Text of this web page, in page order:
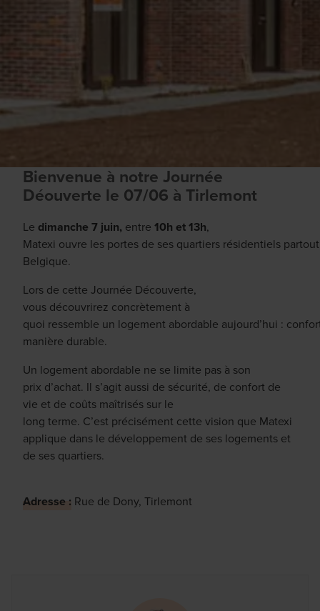
Bienvenue à notre Journée
Déouverte le 07/06 à Tirlemont
Le dimanche 7 juin, entre 10h et 13h,
Matexi ouvre les portes de ses quartiers résidentiels
Belgique.
Lors de cette Journée Découverte,
vous découvrirez concrètement à
quoi ressemble un logement abordable aujourd’hui :
manière durable.
Un logement abordable ne se limite pas à son
prix d’achat. Il s’agit aussi de sécurité, de confort de
vie et de coûts maîtrisés sur le
long terme. C’est précisément cette vision que Matexi
applique dans le développement de ses logements et
de ses quartiers.
Adresse : Rue de Dony, Tirlemont